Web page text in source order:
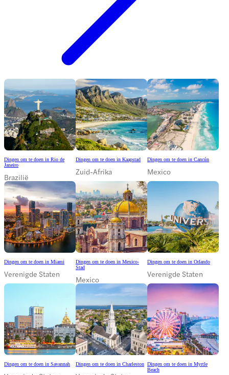
Dingen om te doen in Rio de
Janeiro
Brazilië
Dingen om te doen in Kaapstad
Zuid-Afrika
Dingen om te doen in Cancún
Mexico
Dingen om te doen in Miami
Verenigde Staten
Dingen om te doen in Mexico-
Stad
Mexico
Dingen om te doen in Orlando
Verenigde Staten
Dingen om te doen in Savannah Dingen om te doen in Charleston Dingen om te doen in Myrtle
Beach